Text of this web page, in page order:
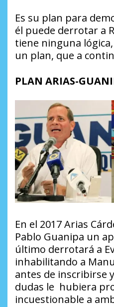
Es su plan para
él puede derrotar a
tiene ninguna
un plan, que a
PLAN ARIAS-
En el 2017 Arias
Pablo Guanipa un
último derrotará a
inhabilitando a
antes de inscribirse
dudas le hubiera
incuestionable a